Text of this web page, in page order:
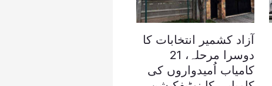
آزاد کشمیر انتخابات کا
دوسرا مرحلہ، 21
کامیاب اُمیدواروں کی